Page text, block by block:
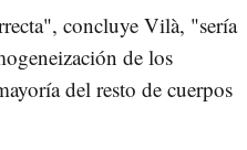
concluye Vilà, "sería
de los
del resto de cuerpos